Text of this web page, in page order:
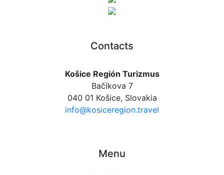
Contacts
Košice Región Turizmus
Bačíkova 7
040 01 Košice, Slovakia
info@kosiceregion.travel
Menu